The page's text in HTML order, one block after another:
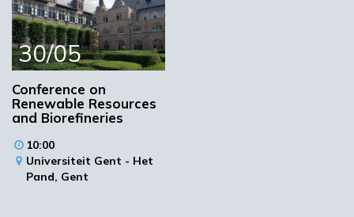
Fraunhofer-Institut für Umwelt-, Sicherheits- und Energietechnik
UMSICHT
Osterfelder Straße
46047 Oberhausen
30/05
Conference on
Renewable Resources
and Biorefineries
10:00
Universiteit Gent - Het
Pand, Gent